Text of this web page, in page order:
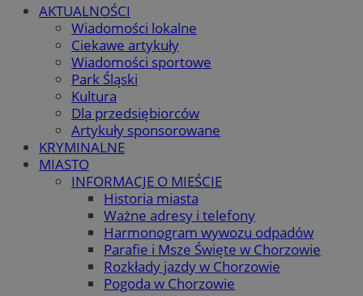
AKTUALNOŚCI
Wiadomości lokalne
Ciekawe artykuły
Wiadomości sportowe
Park Śląski
Kultura
Dla przedsiębiorców
Artykuły sponsorowane
KRYMINALNE
MIASTO
INFORMACJE O MIEŚCIE
Historia miasta
Ważne adresy i telefony
Harmonogram wywozu odpadów
Parafie i Msze Święte w Chorzowie
Rozkłady jazdy w Chorzowie
Pogoda w Chorzowie